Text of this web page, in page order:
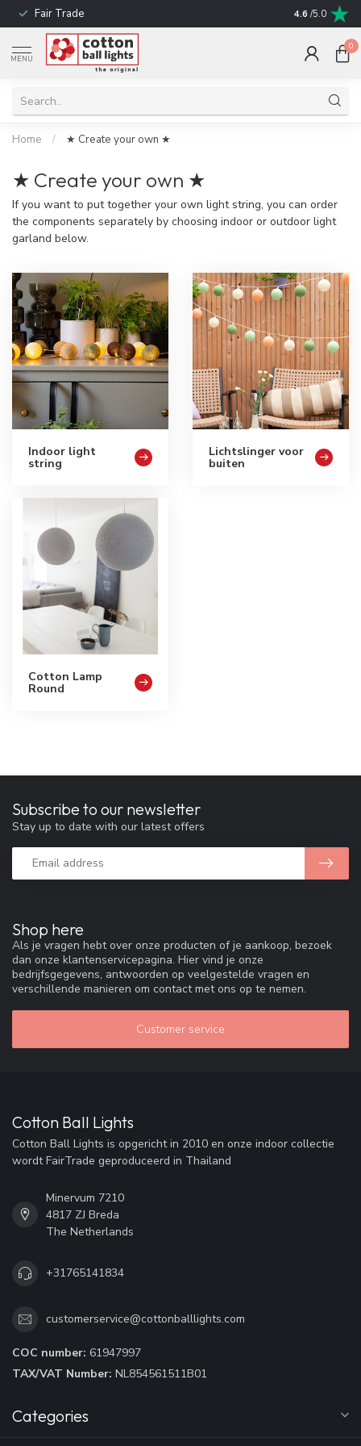
Fair Trade ! No shipping
4.6 /5.0
MENU
0
Home / ★ Create your own ★
★ Create your own ★
If you want to put together your own light string, you can order
the components separately by choosing indoor or outdoor light
garland below.
Indoor light
string
Lichtslinger voor
buiten
Cotton Lamp
Round
Shop here
Als je vragen hebt over onze producten of je aankoop, bezoek
dan onze klantenservicepagina. Hier vind je onze
bedrijfsgegevens, antwoorden op veelgestelde vragen en
verschillende manieren om contact met ons op te nemen.
Customer service
Subscribe to our newsletter
Stay up to date with our latest offers
Cotton Ball Lights
Cotton Ball Lights is opgericht in 2010 en onze indoor collectie
wordt FairTrade geproduceerd in Thailand
Minervum 7210
4817 ZJ Breda
The Netherlands
+31765141834
customerservice@cottonballlights.com
COC number: 61947997
TAX/VAT Number: NL854561511B01
Categories